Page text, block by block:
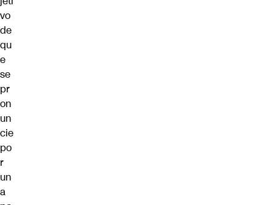
vo
de
qu
e
se
pr
on
un
cie
po
r
un
a